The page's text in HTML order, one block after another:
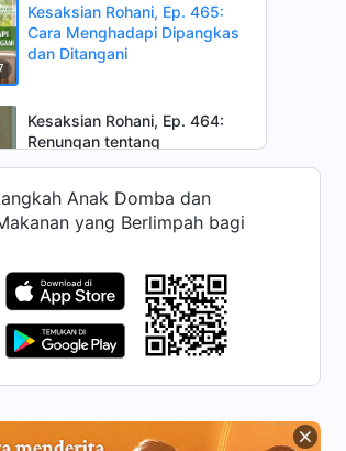
Kesaksian Rohani, Ep. 465:
Cara Menghadapi Dipangkas
dan Ditangani
Kesaksian Rohani, Ep. 464:
Renungan tentang
Kesaksian Rohani, Ep. 463:
kepada Seorang Pendeta
Kesaksian Rohani, Ep. 462:
Belajar Dari Kegagalan Orang
Lain
Anak Domba dan
yang Berlimpah bagi